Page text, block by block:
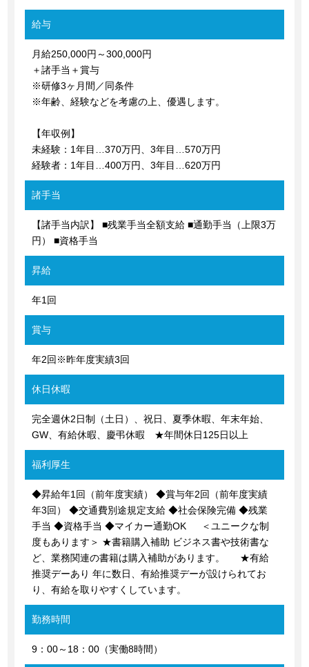
給与
月給250,000円～300,000円
＋諸手当＋賞与
※研修3ヶ月間／同条件
※年齢、経験などを考慮の上、優遇します。
【年収例】
未経験：1年目…370万円、3年目…570万円
経験者：1年目…400万円、3年目…620万円
諸手当
【諸手当内訳】 ■残業手当全額支給 ■通勤手当（上限3万
円） ■資格手当
昇給
年1回
賞与
年2回※昨年度実績3回
休日休暇
完全週休2日制（土日）、祝日、夏季休暇、年末年始、
GW、有給休暇、慶弔休暇 ★年間休日125日以上
福利厚生
◆昇給年1回（前年度実績） ◆賞与年2回（前年度実績
年3回） ◆交通費別途規定支給 ◆社会保険完備 ◆残業
手当 ◆資格手当 ◆マイカー通勤OK ＜ユニークな制
度もあります＞ ★書籍購入補助 ビジネス書や技術書な
ど、業務関連の書籍は購入補助があります。 ★有給
推奨デーあり 年に数日、有給推奨デーが設けられてお
り、有給を取りやすくしています。
勤務時間
9：00～18：00（実働8時間）